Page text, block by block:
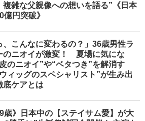
複雑な父親像への想いを語る”《日本
億円突破》
、こんなに変わるの？」36歳男性ラ
のニオイが激変！ 夏場に気にな
のニオイ”や“ベタつき”を解消す
ィッグのスペシャリスト”が生み出
底ケアとは
歳》日本中の【ステイサム愛】が大